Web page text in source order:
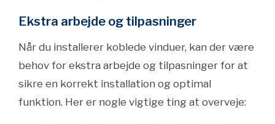
Ekstra arbejde og tilpasninger
Når du installerer koblede vinduer, kan der være
behov for ekstra arbejde og tilpasninger for at
sikre en korrekt installation og optimal
funktion. Her er nogle vigtige ting at overveje: